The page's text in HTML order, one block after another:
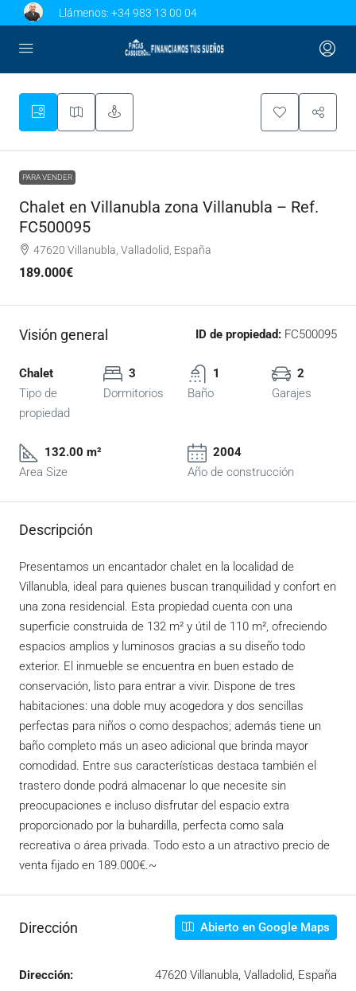
Llámenos: +34 983 13 00 04
PARA VENDER
Chalet en Villanubla zona Villanubla – Ref.
FC500095
47620 Villanubla, Valladolid, España
189.000€
Visión general ID de propiedad: FC500095
Chalet
Tipo de
propiedad
3
Dormitorios
1
Baño
2
Garajes
132.00 m²
Area Size
2004
Año de construcción
Descripción
Presentamos un encantador chalet en la localidad de
Villanubla, ideal para quienes buscan tranquilidad y confort en
una zona residencial. Esta propiedad cuenta con una
superficie construida de 132 m² y útil de 110 m², ofreciendo
espacios amplios y luminosos gracias a su diseño todo
exterior. El inmueble se encuentra en buen estado de
conservación, listo para entrar a vivir. Dispone de tres
habitaciones: una doble muy acogedora y dos sencillas
perfectas para niños o como despachos; además tiene un
baño completo más un aseo adicional que brinda mayor
comodidad. Entre sus características destaca también el
trastero donde podrá almacenar lo que necesite sin
preocupaciones e incluso disfrutar del espacio extra
proporcionado por la buhardilla, perfecta como sala
recreativa o área privada. Todo esto a un atractivo precio de
venta fijado en 189.000€.~
Dirección Abierto en Google Maps
Dirección: 47620 Villanubla, Valladolid, España